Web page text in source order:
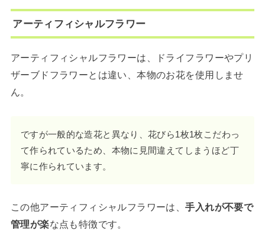
アーティフィシャルフラワー
アーティフィシャルフラワーは、ドライフラワーやプリ
ザーブドフラワーとは違い、本物のお花を使用しませ
ん。
ですが一般的な造花と異なり、花びら1枚1枚こだわっ
て作られているため、本物に見間違えてしまうほど丁
寧に作られています。
この他アーティフィシャルフラワーは、手入れが不要で
管理が楽な点も特徴です。